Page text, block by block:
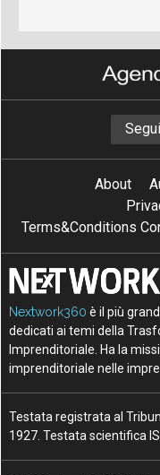
About
Terms&Conditions
Nextwork360 è il più
dedicati ai temi della
Imprenditoriale. Ha la
imprenditoriale nelle
Testata registrata al
1927. Testata scientifica